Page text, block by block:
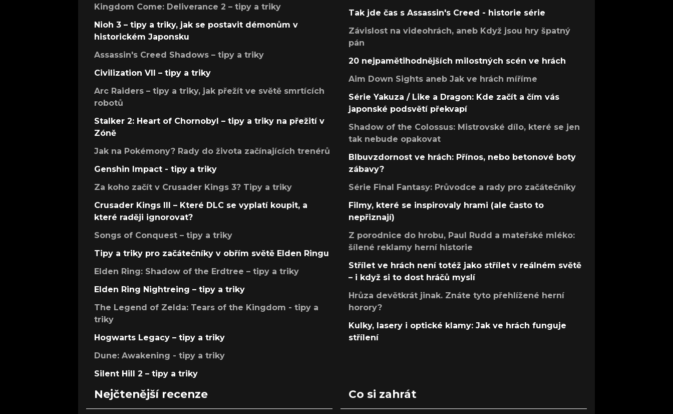
Kingdom Come: Deliverance 2 – tipy a triky
Nioh 3 – tipy a triky, jak se postavit démonům v
historickém Japonsku
Assassin's Creed Shadows – tipy a triky
Civilization VII – tipy a triky
Arc Raiders – tipy a triky, jak přežít ve světě smrtících
robotů
Stalker 2: Heart of Chornobyl – tipy a triky na přežití v
Zóně
Jak na Pokémony? Rady do života začínajících trenérů
Genshin Impact - tipy a triky
Za koho začít v Crusader Kings 3? Tipy a triky
Crusader Kings III – Které DLC se vyplatí koupit, a
které raději ignorovat?
Songs of Conquest – tipy a triky
Tipy a triky pro začátečníky v obřím světě Elden Ringu
Elden Ring: Shadow of the Erdtree – tipy a triky
Elden Ring Nightreing – tipy a triky
The Legend of Zelda: Tears of the Kingdom - tipy a
triky
Hogwarts Legacy – tipy a triky
Dune: Awakening - tipy a triky
Silent Hill 2 – tipy a triky
Tak jde čas s Assassin's Creed - historie série
Závislost na videohrách, aneb Když jsou hry špatný
pán
20 nejpamětihodnějších milostných scén ve hrách
Aim Down Sights aneb Jak ve hrách míříme
Série Yakuza / Like a Dragon: Kde začít a čím vás
japonské podsvětí překvapí
Shadow of the Colossus: Mistrovské dílo, které se jen
tak nebude opakovat
Blbuvzdornost ve hrách: Přínos, nebo betonové boty
zábavy?
Série Final Fantasy: Průvodce a rady pro začátečníky
Filmy, které se inspirovaly hrami (ale často to
nepřiznají)
Z porodnice do hrobu, Paul Rudd a mateřské mléko:
šílené reklamy herní historie
Střílet ve hrách není totéž jako střílet v reálném světě
– i když si to dost hráčů myslí
Hrůza devětkrát jinak. Znáte tyto přehlížené herní
horory?
Kulky, lasery i optické klamy: Jak ve hrách funguje
střílení
Nejčtenější recenze Co si zahrát